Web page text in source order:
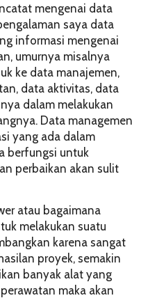
mengenai data
saya data
informasi mengenai
umurnya misalnya
ke data manajemen,
data aktivitas, data
dalam melakukan
Data managemen
yang ada dalam
berfungsi untuk
perbaikan akan sulit
atau bagaimana
melakukan suatu
karena sangat
proyek, semakin
banyak alat yang
maka akan